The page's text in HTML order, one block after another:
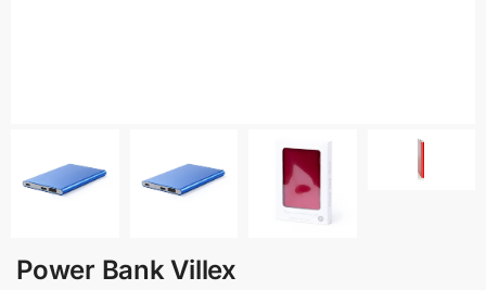
Power Bank Villex